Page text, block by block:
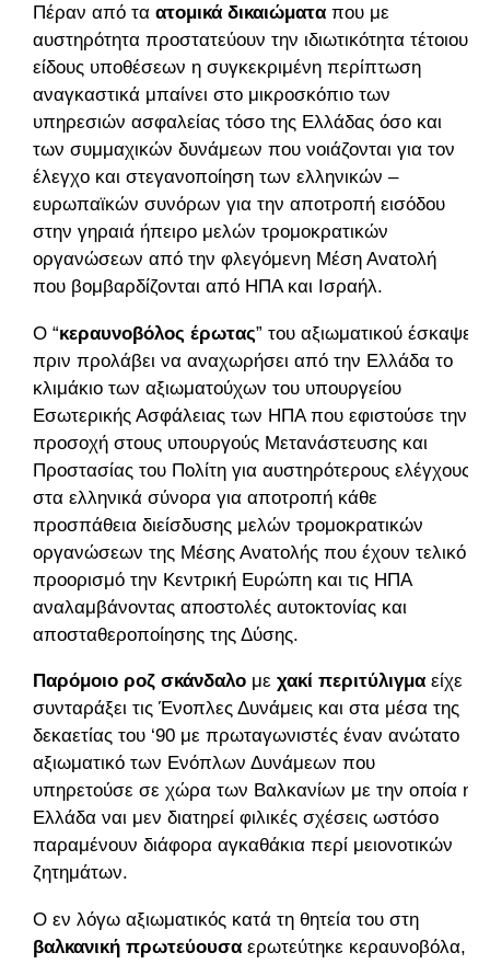
Πέραν από τα ατομικά δικαιώματα που με
αυστηρότητα προστατεύουν την ιδιωτικότητα τέτοιου
είδους υποθέσεων η συγκεκριμένη περίπτωση
αναγκαστικά μπαίνει στο μικροσκόπιο των
υπηρεσιών ασφαλείας τόσο της Ελλάδας όσο και
των συμμαχικών δυνάμεων που νοιάζονται για τον
έλεγχο και στεγανοποίηση των ελληνικών –
ευρωπαϊκών συνόρων για την αποτροπή εισόδου
στην γηραιά ήπειρο μελών τρομοκρατικών
οργανώσεων από την φλεγόμενη Μέση Ανατολή
που βομβαρδίζονται από ΗΠΑ και Ισραήλ.
Ο “κεραυνοβόλος έρωτας” του αξιωματικού έσκαψε
πριν προλάβει να αναχωρήσει από την Ελλάδα το
κλιμάκιο των αξιωματούχων του υπουργείου
Εσωτερικής Ασφάλειας των ΗΠΑ που εφιστούσε την
προσοχή στους υπουργούς Μετανάστευσης και
Προστασίας του Πολίτη για αυστηρότερους ελέγχους
στα ελληνικά σύνορα για αποτροπή κάθε
προσπάθεια διείσδυσης μελών τρομοκρατικών
οργανώσεων της Μέσης Ανατολής που έχουν τελικό
προορισμό την Κεντρική Ευρώπη και τις ΗΠΑ
αναλαμβάνοντας αποστολές αυτοκτονίας και
αποσταθεροποίησης της Δύσης.
Παρόμοιο ροζ σκάνδαλο με χακί περιτύλιγμα είχε
συνταράξει τις Ένοπλες Δυνάμεις και στα μέσα της
δεκαετίας του ‘90 με πρωταγωνιστές έναν ανώτατο
αξιωματικό των Ενόπλων Δυνάμεων που
υπηρετούσε σε χώρα των Βαλκανίων με την οποία η
Ελλάδα ναι μεν διατηρεί φιλικές σχέσεις ωστόσο
παραμένουν διάφορα αγκαθάκια περί μειονοτικών
ζητημάτων.
Ο εν λόγω αξιωματικός κατά τη θητεία του στη
βαλκανική πρωτεύουσα ερωτεύτηκε κεραυνοβόλα,